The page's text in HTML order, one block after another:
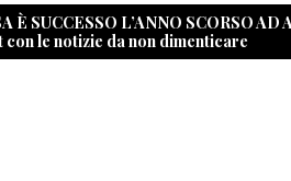
È SUCCESSO L’ANNO SCORSO AD
le notizie da non dimenticare